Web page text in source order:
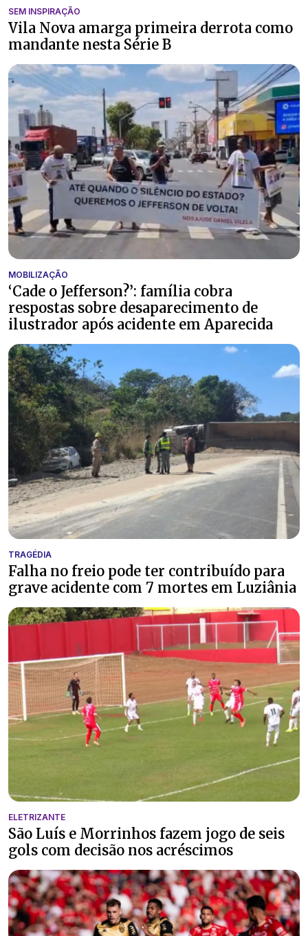
SEM INSPIRAÇÃO
Vila Nova amarga primeira derrota como
mandante nesta Série B
MOBILIZAÇÃO
‘Cade o Jefferson?’: família cobra
respostas sobre desaparecimento de
ilustrador após acidente em Aparecida
TRAGÉDIA
Falha no freio pode ter contribuído para
grave acidente com 7 mortes em Luziânia
ELETRIZANTE
São Luís e Morrinhos fazem jogo de seis
gols com decisão nos acréscimos